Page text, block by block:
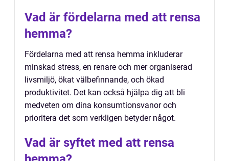
Vad är fördelarna med att rensa
hemma?
Fördelarna med att rensa hemma inkluderar
minskad stress, en renare och mer organiserad
livsmiljö, ökat välbefinnande, och ökad
produktivitet. Det kan också hjälpa dig att bli
medveten om dina konsumtionsvanor och
prioritera det som verkligen betyder något.
Vad är syftet med att rensa